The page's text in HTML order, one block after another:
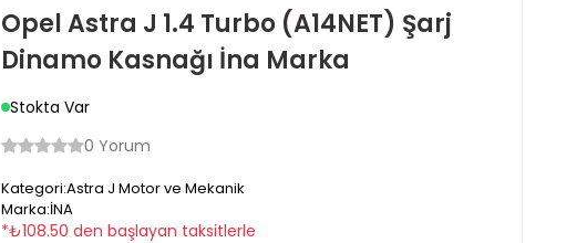
Opel Astra J 1.4 Turbo (A14NET) Şarj
Dinamo Kasnağı İna Marka
Stokta Var
0 Yorum
Kategori:Astra J Motor ve Mekanik
Marka:İNA
*₺108.50 den başlayan taksitlerle